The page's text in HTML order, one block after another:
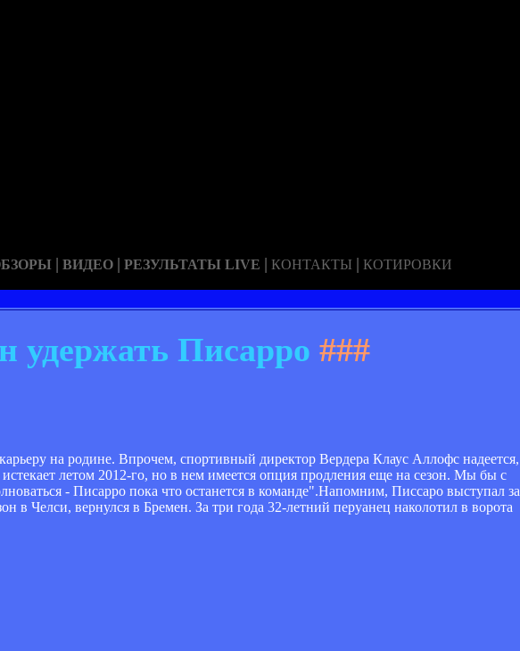
| ВИДЕО | РЕЗУЛЬТАТЫ LIVE | КОНТАКТЫ | КОТИРОВКИ
удержать Писарро ###
на родине. Впрочем, спортивный директор Вердера Клаус Аллофс надеется,
летом 2012-го, но в нем имеется опция продления еще на сезон. Мы бы с
- Писарро пока что останется в команде".Напомним, Писсаро выступал за
в Челси, вернулся в Бремен. За три года 32-летний перуанец наколотил в ворота